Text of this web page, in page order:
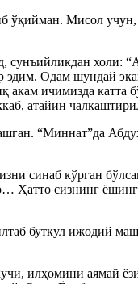
Мисол
холи:
Одам шундай
ичимизда катта
атайин
“Миннат”да
синаб кўрган
сизнинг
буткул ижодий
илҳомини аямай